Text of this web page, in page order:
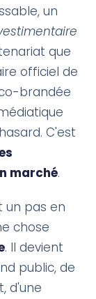
un
que
officiel de
brandée
C'est
marché.
un pas en
chose
. Il devient
public, de
d'une